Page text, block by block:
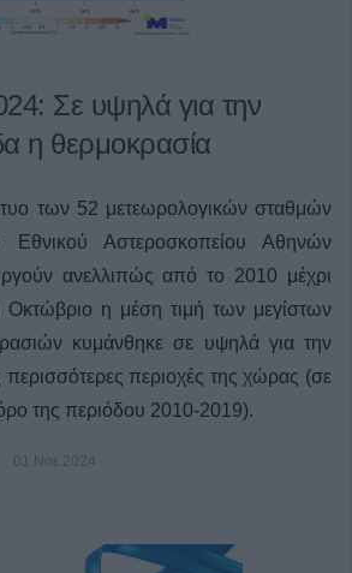
Σε υψηλά για την
η θερμοκρασία
των 52 μετεωρολογικών σταθμών
Αστεροσκοπείου Αθηνών
ανελλιπώς από το 2010 μέχρι
Οκτώβριο η μέση τιμή των μεγίστων
κυμάνθηκε σε υψηλά για την
περισσότερες περιοχές της χώρας (σε
της περιόδου 2010-2019).
01 Νοε 2024